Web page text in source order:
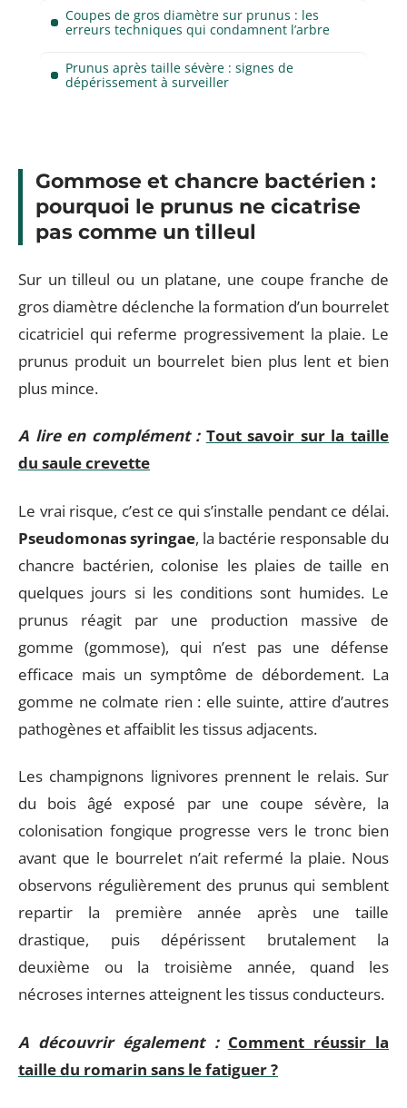
Coupes de gros diamètre sur prunus : les
erreurs techniques qui condamnent l’arbre
Prunus après taille sévère : signes de
dépérissement à surveiller
Gommose et chancre bactérien :
pourquoi le prunus ne cicatrise
pas comme un tilleul
Sur un tilleul ou un platane, une coupe franche de
gros diamètre déclenche la formation d’un bourrelet
cicatriciel qui referme progressivement la plaie. Le
prunus produit un bourrelet bien plus lent et bien
plus mince.
A lire en complément : Tout savoir sur la taille
du saule crevette
Le vrai risque, c’est ce qui s’installe pendant ce délai.
Pseudomonas syringae, la bactérie responsable du
chancre bactérien, colonise les plaies de taille en
quelques jours si les conditions sont humides. Le
prunus réagit par une production massive de
gomme (gommose), qui n’est pas une défense
efficace mais un symptôme de débordement. La
gomme ne colmate rien : elle suinte, attire d’autres
pathogènes et affaiblit les tissus adjacents.
Les champignons lignivores prennent le relais. Sur
du bois âgé exposé par une coupe sévère, la
colonisation fongique progresse vers le tronc bien
avant que le bourrelet n’ait refermé la plaie. Nous
observons régulièrement des prunus qui semblent
repartir la première année après une taille
drastique, puis dépérissent brutalement la
deuxième ou la troisième année, quand les
nécroses internes atteignent les tissus conducteurs.
A découvrir également : Comment réussir la
taille du romarin sans le fatiguer ?